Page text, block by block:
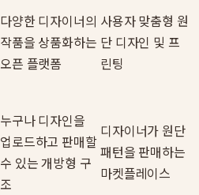
다양한 디자이너의
작품을 상품화하는
오픈 플랫폼
사용자 맞춤형 원
단 디자인 및 프
린팅
누구나 디자인을
업로드하고 판매할
수 있는 개방형 구
조
디자이너가 원단
패턴을 판매하는
마켓플레이스